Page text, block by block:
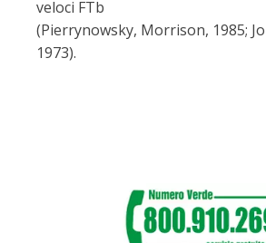
veloci FTb
(Pierrynowsky, Morrison, 1985;
1973).